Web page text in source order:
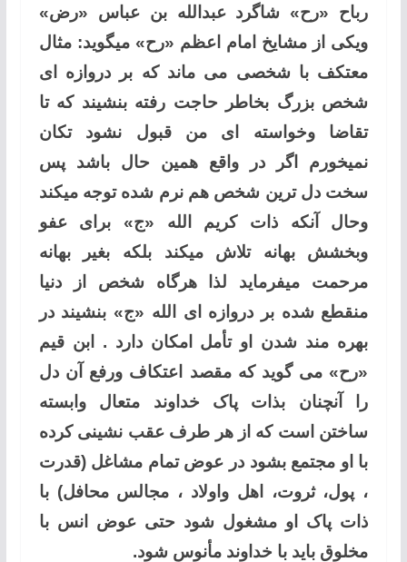
رباح «رح» شاگرد عبدالله بن عباس «رض»
ویکی از مشایخ امام اعظم «رح» میگوید: مثال
معتکف با شخصی می ماند که بر دروازه ای
شخص بزرگ بخاطر حاجت رفته بنشیند که تا
تقاضا وخواسته ای من قبول نشود تکان
نمیخورم اگر در واقع همین حال باشد پس
سخت دل ترین شخص هم نرم شده توجه میکند
وحال آنکه ذات کریم الله «ج» برای عفو
وبخشش بهانه تلاش میکند بلکه بغیر بهانه
مرحمت میفرماید لذا هرگاه شخص از دنیا
منقطع شده بر دروازه ای الله «ج» بنشیند در
بهره مند شدن او تأمل امکان دارد . ابن قیم
«رح» می گوید که مقصد اعتکاف ورفع آن دل
را آنچنان بذات پاک خداوند متعال وابسته
ساختن است که از هر طرف عقب نشینی کرده
با او مجتمع بشود در عوض تمام مشاغل (قدرت
، پول، ثروت، اهل واولاد ، مجالس محافل) با
ذات پاک او مشغول شود حتی عوض انس با
مخلوق باید با خداوند مأنوس شود.